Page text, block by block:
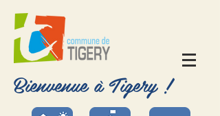
Bienvenue à Tigery !